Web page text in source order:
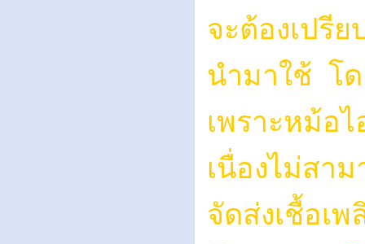
จะต้องเปรี
นำมาใช้ โ
เพราะหม้อ
เนื่องไม่สา
จัดส่งเชื้อเ